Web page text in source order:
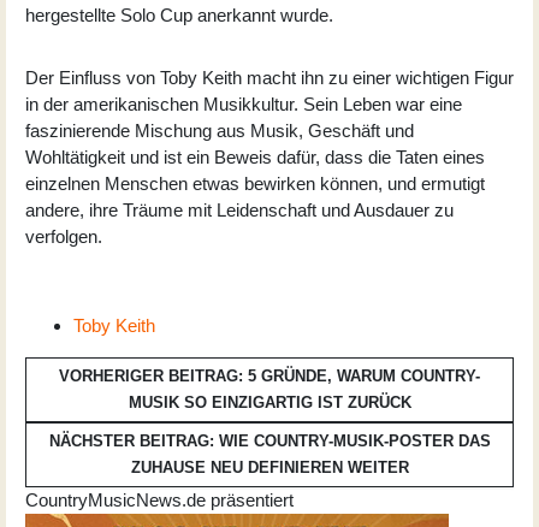
hergestellte Solo Cup anerkannt wurde.
Der Einfluss von Toby Keith macht ihn zu einer wichtigen Figur
in der amerikanischen Musikkultur. Sein Leben war eine
faszinierende Mischung aus Musik, Geschäft und
Wohltätigkeit und ist ein Beweis dafür, dass die Taten eines
einzelnen Menschen etwas bewirken können, und ermutigt
andere, ihre Träume mit Leidenschaft und Ausdauer zu
verfolgen.
Toby Keith
VORHERIGER BEITRAG: 5 GRÜNDE, WARUM COUNTRY-
MUSIK SO EINZIGARTIG IST ZURÜCK
NÄCHSTER BEITRAG: WIE COUNTRY-MUSIK-POSTER DAS
ZUHAUSE NEU DEFINIEREN WEITER
CountryMusicNews.de präsentiert